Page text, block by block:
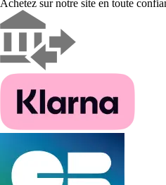
Achetez sur notre site en toute